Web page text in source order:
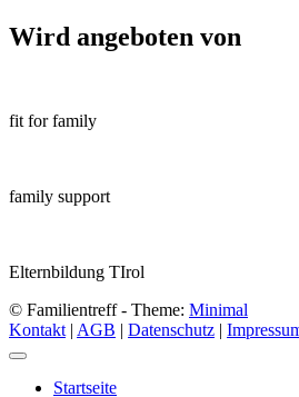
Wird angeboten von
fit for family
family support
Elternbildung TIrol
© Familientreff - Theme: Minimal
Kontakt| AGB | Datenschutz |
Startseite